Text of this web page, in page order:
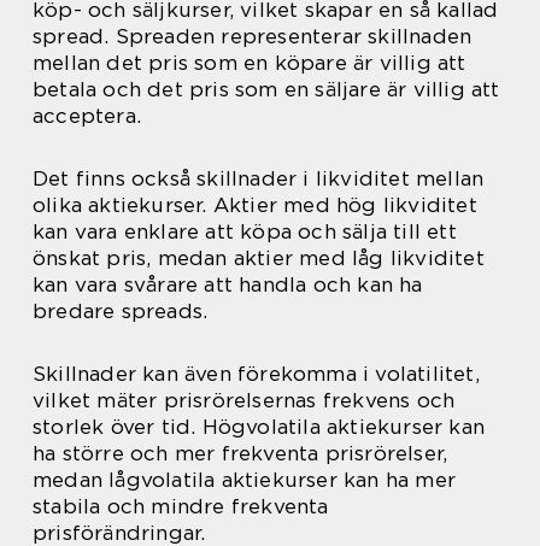
köp- och säljkurser, vilket skapar en så kallad
spread. Spreaden representerar skillnaden
mellan det pris som en köpare är villig att
betala och det pris som en säljare är villig att
acceptera.
Det finns också skillnader i likviditet mellan
olika aktiekurser. Aktier med hög likviditet
kan vara enklare att köpa och sälja till ett
önskat pris, medan aktier med låg likviditet
kan vara svårare att handla och kan ha
bredare spreads.
Skillnader kan även förekomma i volatilitet,
vilket mäter prisrörelsernas frekvens och
storlek över tid. Högvolatila aktiekurser kan
ha större och mer frekventa prisrörelser,
medan lågvolatila aktiekurser kan ha mer
stabila och mindre frekventa
prisförändringar.